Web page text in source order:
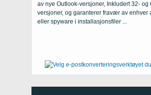
av nye Outlook-versjoner, Inkludert 32- og
versjoner, og garanterer fravær av enhver
eller spyware i installasjonsfiler ...